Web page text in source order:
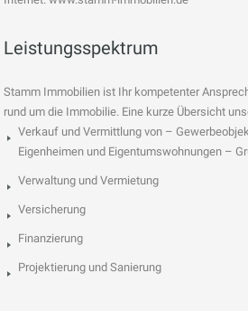
Leistungsspektrum
Stamm Immobilien ist Ihr kompetenter
rund um die Immobilie. Eine kurze Übersicht
Verkauf und Vermittlung von –
Eigenheimen und Eigentumswohnungen –
Verwaltung und Vermietung
Versicherung
Finanzierung
Projektierung und Sanierung